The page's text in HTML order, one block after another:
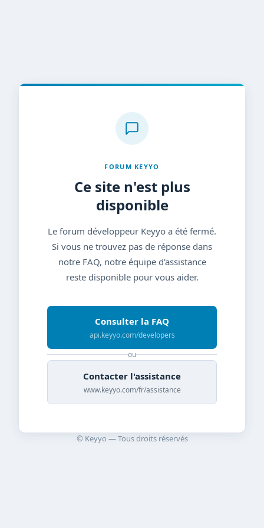
FORUM KEYYO
Ce site n'est plus
disponible
Le forum développeur Keyyo a été fermé.
Si vous ne trouvez pas de réponse dans
notre FAQ, notre équipe d'assistance
reste disponible pour vous aider.
Consulter la FAQ
api.keyyo.com/developers
ou
Contacter l'assistance
www.keyyo.com/fr/assistance
© Keyyo — Tous droits réservés